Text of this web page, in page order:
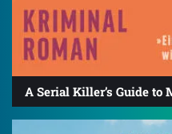
A Serial Killer’s Guide to